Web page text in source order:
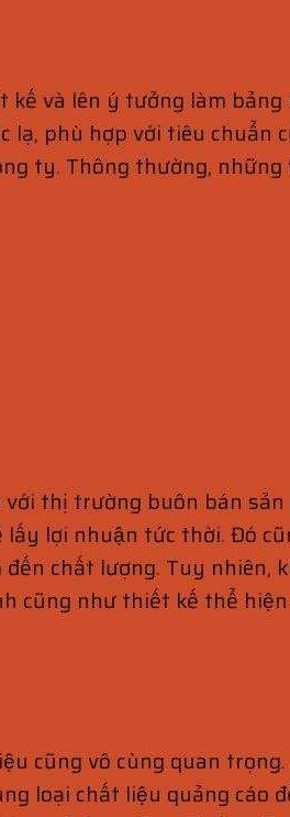
và lên ý tưởng làm
phù hợp với tiêu chuẩn
ty. Thông thường,
thị trường buôn bán
lợi nhuận tức thời. Đó
chất lượng. Tuy nhiên,
như thiết kế thể
cũng vô cùng quan
loại chất liệu quảng